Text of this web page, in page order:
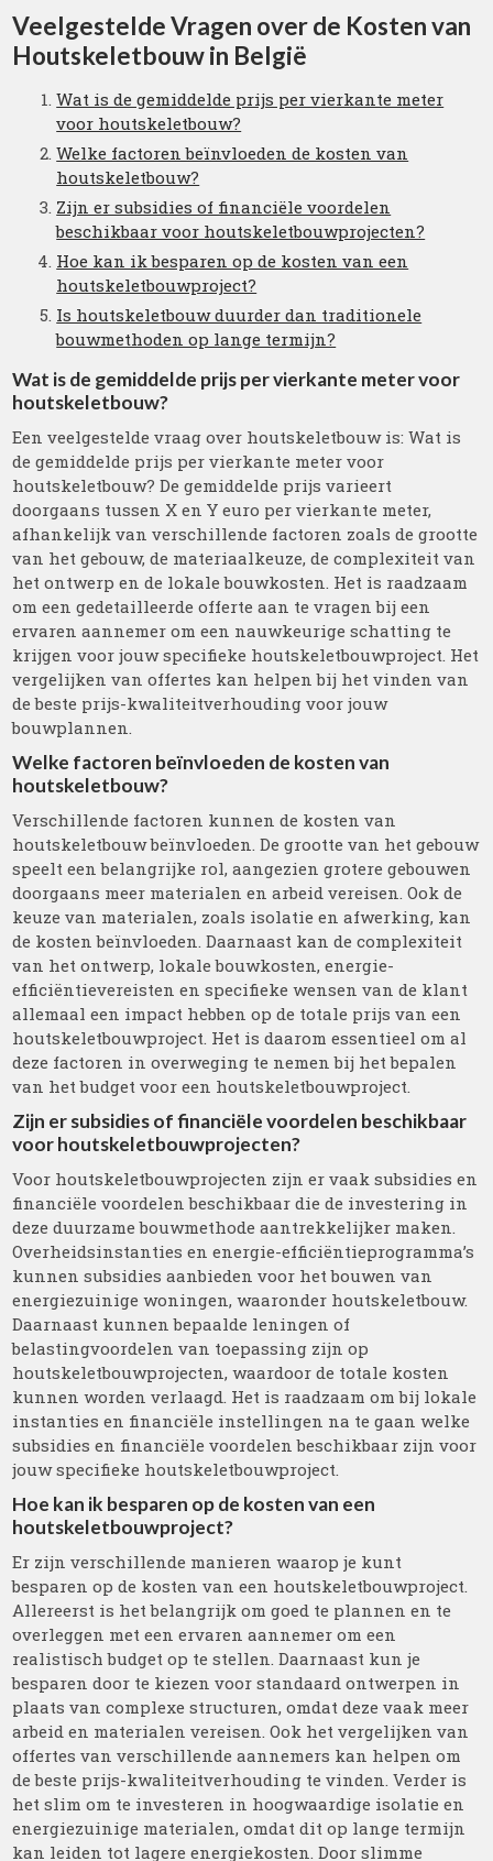
Veelgestelde Vragen over de Kosten van
Houtskeletbouw in België
Wat is de gemiddelde prijs per vierkante meter
voor houtskeletbouw?
Welke factoren beïnvloeden de kosten van
houtskeletbouw?
Zijn er subsidies of financiële voordelen
beschikbaar voor houtskeletbouwprojecten?
Hoe kan ik besparen op de kosten van een
houtskeletbouwproject?
Is houtskeletbouw duurder dan traditionele
bouwmethoden op lange termijn?
Wat is de gemiddelde prijs per vierkante meter voor
houtskeletbouw?
Een veelgestelde vraag over houtskeletbouw is: Wat is
de gemiddelde prijs per vierkante meter voor
houtskeletbouw? De gemiddelde prijs varieert
doorgaans tussen X en Y euro per vierkante meter,
afhankelijk van verschillende factoren zoals de grootte
van het gebouw, de materiaalkeuze, de complexiteit van
het ontwerp en de lokale bouwkosten. Het is raadzaam
om een gedetailleerde offerte aan te vragen bij een
ervaren aannemer om een nauwkeurige schatting te
krijgen voor jouw specifieke houtskeletbouwproject. Het
vergelijken van offertes kan helpen bij het vinden van
de beste prijs-kwaliteitverhouding voor jouw
bouwplannen.
Welke factoren beïnvloeden de kosten van
houtskeletbouw?
Verschillende factoren kunnen de kosten van
houtskeletbouw beïnvloeden. De grootte van het gebouw
speelt een belangrijke rol, aangezien grotere gebouwen
doorgaans meer materialen en arbeid vereisen. Ook de
keuze van materialen, zoals isolatie en afwerking, kan
de kosten beïnvloeden. Daarnaast kan de complexiteit
van het ontwerp, lokale bouwkosten, energie-
efficiëntievereisten en specifieke wensen van de klant
allemaal een impact hebben op de totale prijs van een
houtskeletbouwproject. Het is daarom essentieel om al
deze factoren in overweging te nemen bij het bepalen
van het budget voor een houtskeletbouwproject.
Zijn er subsidies of financiële voordelen beschikbaar
voor houtskeletbouwprojecten?
Voor houtskeletbouwprojecten zijn er vaak subsidies en
financiële voordelen beschikbaar die de investering in
deze duurzame bouwmethode aantrekkelijker maken.
Overheidsinstanties en energie-efficiëntieprogramma’s
kunnen subsidies aanbieden voor het bouwen van
energiezuinige woningen, waaronder houtskeletbouw.
Daarnaast kunnen bepaalde leningen of
belastingvoordelen van toepassing zijn op
houtskeletbouwprojecten, waardoor de totale kosten
kunnen worden verlaagd. Het is raadzaam om bij lokale
instanties en financiële instellingen na te gaan welke
subsidies en financiële voordelen beschikbaar zijn voor
jouw specifieke houtskeletbouwproject.
Hoe kan ik besparen op de kosten van een
houtskeletbouwproject?
Er zijn verschillende manieren waarop je kunt
besparen op de kosten van een houtskeletbouwproject.
Allereerst is het belangrijk om goed te plannen en te
overleggen met een ervaren aannemer om een
realistisch budget op te stellen. Daarnaast kun je
besparen door te kiezen voor standaard ontwerpen in
plaats van complexe structuren, omdat deze vaak meer
arbeid en materialen vereisen. Ook het vergelijken van
offertes van verschillende aannemers kan helpen om
de beste prijs-kwaliteitverhouding te vinden. Verder is
het slim om te investeren in hoogwaardige isolatie en
energiezuinige materialen, omdat dit op lange termijn
kan leiden tot lagere energiekosten. Door slimme